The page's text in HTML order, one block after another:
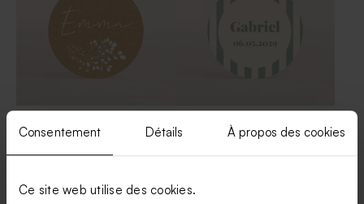
Consentement Détails À propos des cookies
Ce site web utilise des cookies.
baptême en nid d'abeille vertet son crayon gris
fleurs blanches
rayée effet vintage
Nouveautés